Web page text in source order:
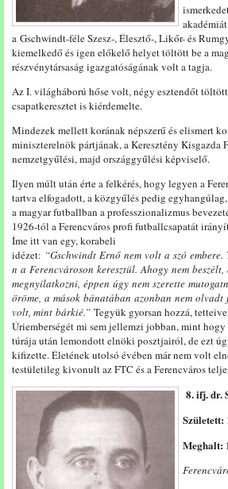
a Gschwindt-féle Szesz-, Élesztő-, Likőr- és
kiemelkedő és igen előkelő helyet töltött be a
részvénytársaság igazgatóságának volt a tagja.
Az I. világháború hőse volt, négy esztendőt
csapatkeresztet is kiérdemelte.
Mindezek mellett korának népszerű és elismert
miniszterelnök pártjának, a Keresztény Kisgazda
nemzetgyűlési, majd országgyűlési képviselő.
Ilyen múlt után érte a felkérés, hogy legyen a
tartva elfogadott, a közgyűlés pedig
a magyar futballban a professzionalizmus
1926-tól a Ferencváros profi futballcsapatát
Íme itt van egy, korabeli
idézet: “Gschwindt Ernő nem volt a szó embere.
n a Ferencvároson keresztül.Ahogy nem beszélt,
megnyilatkozni, éppen úgy nem szerette
öröme, a mások bánatában azonban nem olvadt
volt, mint bárkié.” Tegyük gyorsan hozzá,
Úriemberségét mi sem jellemzi jobban, mint
túrája után lemondott elnöki posztjairól, de ezt
kifizette. Életének utolsó évében már nem volt
testületileg kivonult az FTC és a Ferencváros
8. ifj. dr.
Született:
Meghalt: